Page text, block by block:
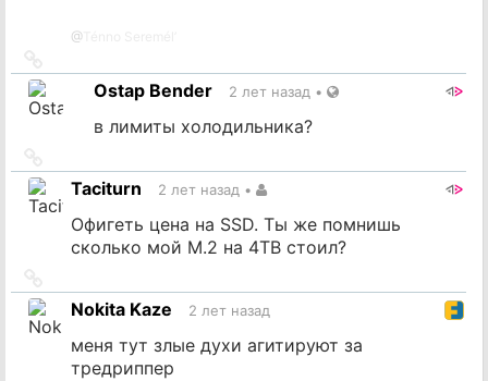
@
на
источникOstap Bender 2 лет назад •
в лимиты холодильника?
на
источник
Taciturn 2 лет назад •
Офигеть цена на SSD. Ты же помнишь
сколько мой M.2 на 4TB стоил?
на
источник
Nokita Kaze 2 лет назад
меня тут злые духи агитируют за
тредриппер